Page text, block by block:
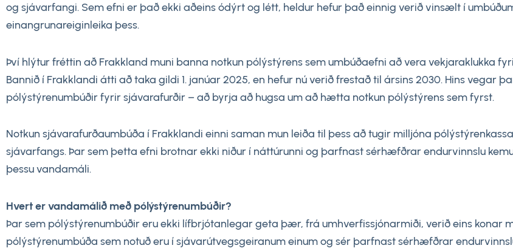
og sjávarfangi. Sem efni er það ekki aðeins ódýrt og létt, heldur hefur það einnig verið vinsælt í
einangrunareiginleika þess.
Því hlýtur fréttin að Frakkland muni banna notkun pólýstýrens sem umbúðaefni að vera vekjaraklukka
Bannið í Frakklandi átti að taka gildi 1. janúar 2025, en hefur nú verið frestað til ársins 2030. Hins vegar
pólýstýrenumbúðir fyrir sjávarafurðir – að byrja að hugsa um að hætta notkun pólýstýrens sem fyrst.
Notkun sjávarafurðaumbúða í Frakklandi einni saman mun leiða til þess að tugir milljóna
sjávarfangs. Þar sem þetta efni brotnar ekki niður í náttúrunni og þarfnast sérhæfðrar endurvinnslu
þessu vandamáli.
Hvert er vandamálið með pólýstýrenumbúðir?
Þar sem pólýstýrenumbúðir eru ekki lífbrjótanlegar geta þær, frá umhverfissjónarmiði, verið eins konar
pólýstýrenumbúða sem notuð eru í sjávarútvegsgeiranum einum og sér þarfnast sérhæfðrar